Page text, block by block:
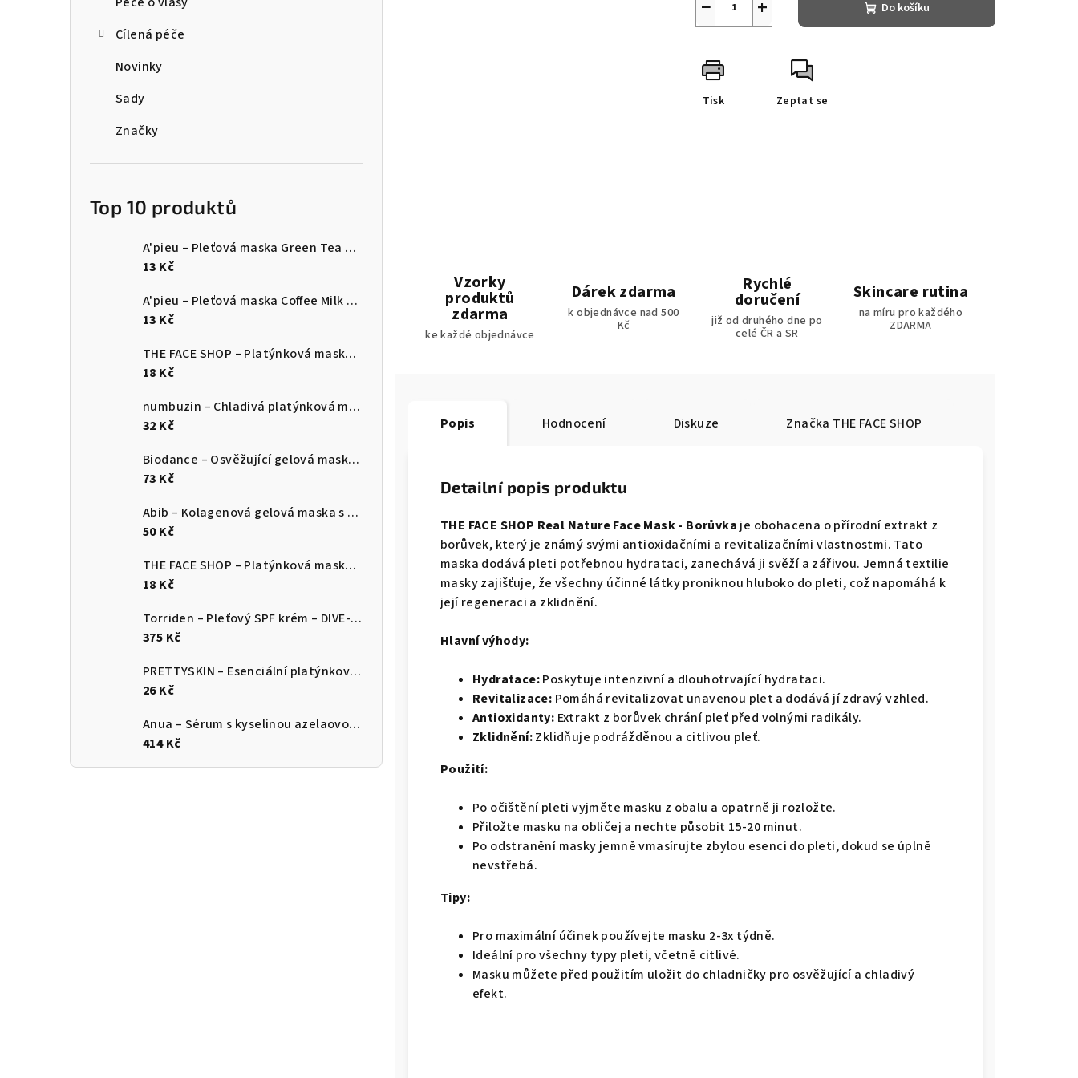
Cílená péče
Novinky
Sady
Značky
Top 10 produktů
A'pieu – Pleťová maska Green Tea Milk One-Pack 21 g / 1 ks
13 Kč
A'pieu – Pleťová maska Coffee Milk One-Pack 21 g / 1 ks
13 Kč
THE FACE SHOP – Platýnková maska s okurkovým extraktem 20 g / 1 ks
18 Kč
numbuzin – Chladivá platýnková maska – No.4 Icy Soothing Sheet Mask 27 ml / 1 ks
32 Kč
Biodance – Osvěžující gelová maska na obličej s mořským řasami 34 g / 1 ks
73 Kč
Abib – Kolagenová gelová maska s výtažkem růže Jericho 35 g / 1 ks
50 Kč
THE FACE SHOP – Platýnková maska s borůvkovým extraktem 20 g / 1 ks
18 Kč
Torriden – Pleťový SPF krém – DIVE-IN 60 ml
375 Kč
PRETTYSKIN – Esenciální platýnková maska – Rýže 23 g / 1 ks
26 Kč
Anua – Sérum s kyselinou azelaovou a kyselinou hyaluronovou 30 ml
414 Kč
+
− Do košíku
Tisk Zeptat se
Vzorky
produktů
zdarma
ke každé objednávce
Dárek zdarma
k objednávce nad 500
Kč
Rychlé
doručení
již od druhého dne po
celé ČR a SR
Skincare rutina
na míru pro každého
ZDARMA
Popis Hodnocení Diskuze Značka THE FACE SHOP
Detailní popis produktu
THE FACE SHOP Real Nature Face Mask - Borůvka je obohacena o přírodní extrakt z
borůvek, který je známý svými antioxidačními a revitalizačními vlastnostmi. Tato
maska dodává pleti potřebnou hydrataci, zanechává ji svěží a zářivou. Jemná textilie
masky zajišťuje, že všechny účinné látky proniknou hluboko do pleti, což napomáhá k
její regeneraci a zklidnění.
Hlavní výhody:
Hydratace:Poskytuje intenzivní a dlouhotrvající hydrataci.
Revitalizace: Pomáhá revitalizovat unavenou pleť a dodává jí zdravý vzhled.
Antioxidanty: Extrakt z borůvek chrání pleť před volnými radikály.
Zklidnění:Zklidňuje podrážděnou a citlivou pleť.
Použití:
Po očištění pleti vyjměte masku z obalu a opatrně ji rozložte.
Přiložte masku na obličej a nechte působit 15-20 minut.
Po odstranění masky jemně vmasírujte zbylou esenci do pleti, dokud se úplně
nevstřebá.
Tipy:
Pro maximální účinek používejte masku 2-3x týdně.
Ideální pro všechny typy pleti, včetně citlivé.
Masku můžete před použitím uložit do chladničky pro osvěžující a chladivý
efekt.